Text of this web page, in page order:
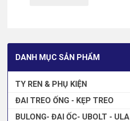
DANH MỤC SẢN PHẨM
TY REN & PHỤ KIỆN
ĐAI TREO ỐNG - KẸP TREO
BULONG- ĐAI ỐC- UBOLT - ULA